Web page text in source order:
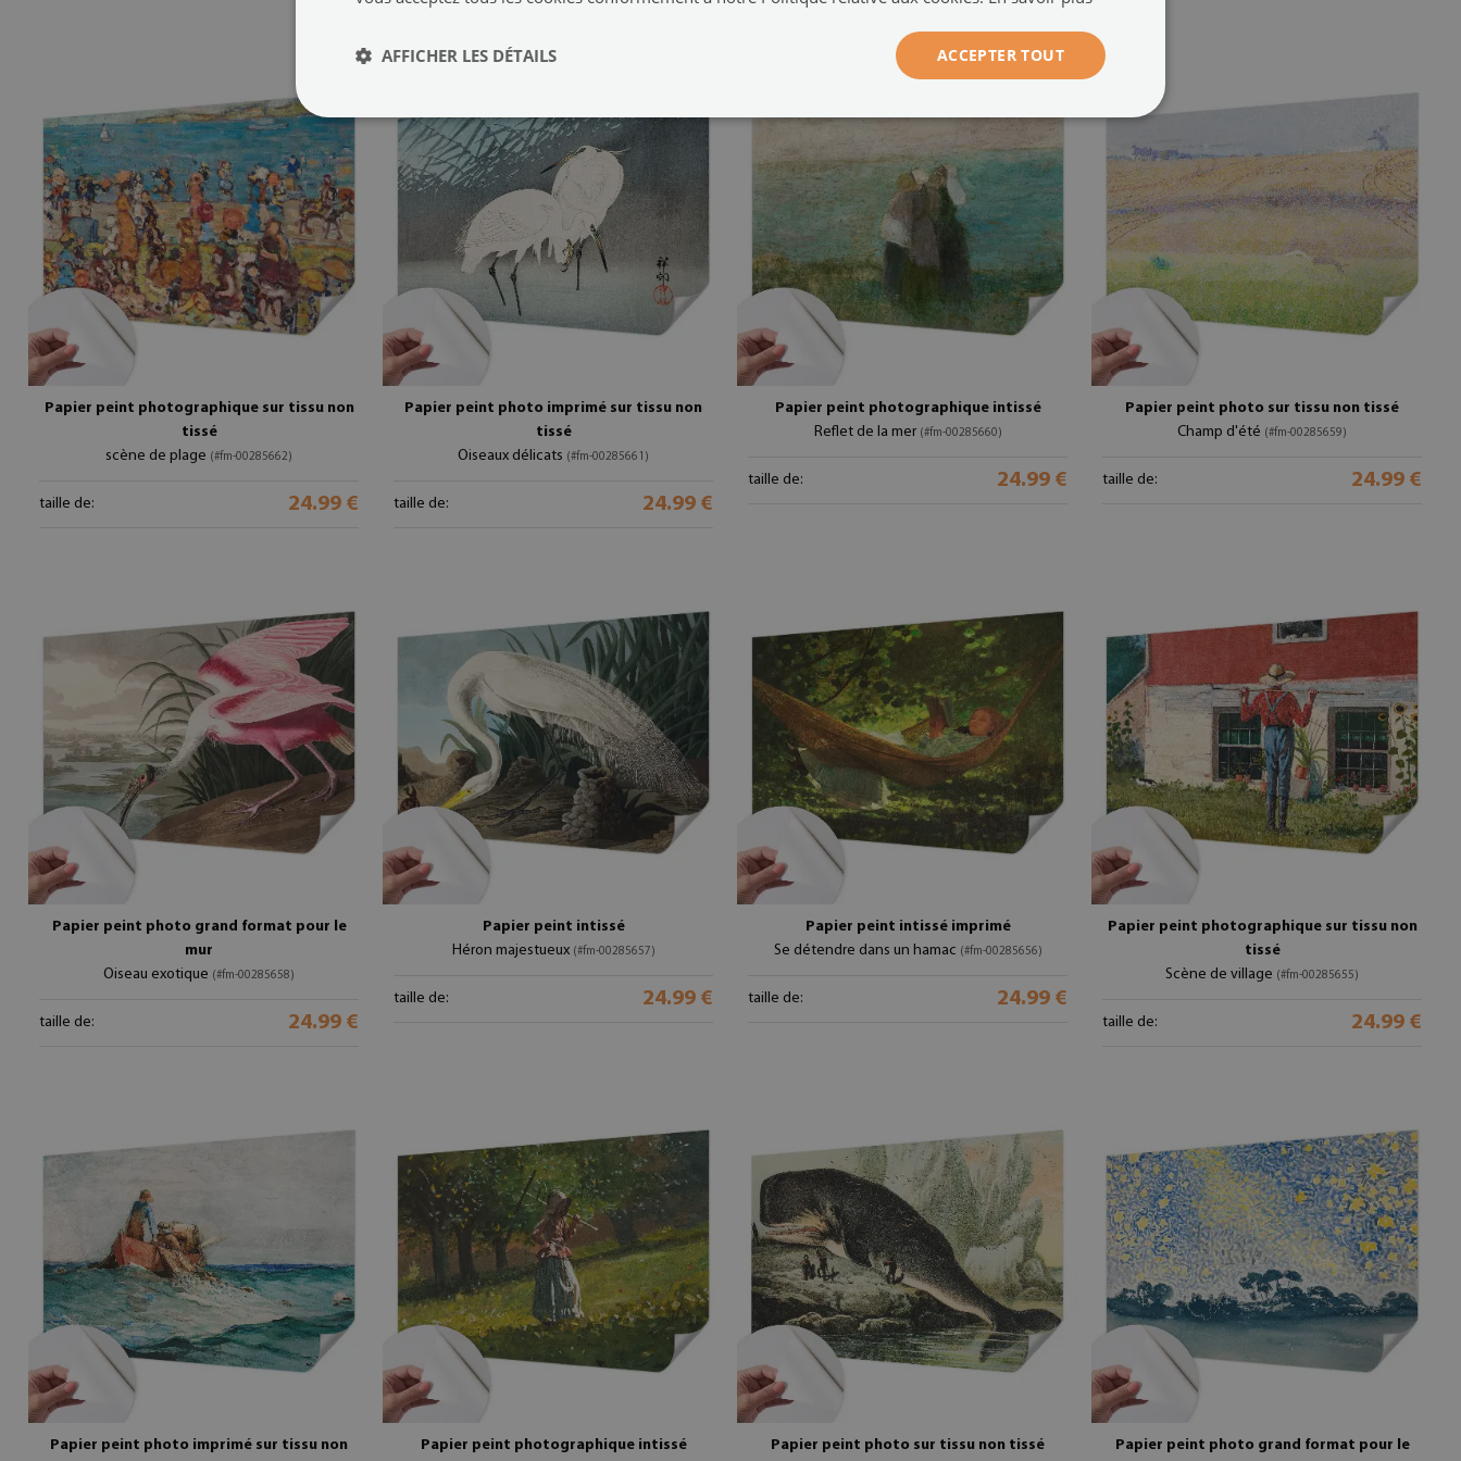
Papier peint photographique sur tissu non
tissé
scène de plage (#fm-00285662)
taille de: 24.99 €
Papier peint photo imprimé sur tissu non
tissé
Oiseaux délicats (#fm-00285661)
taille de: 24.99 €
Papier peint photographique intissé
Reflet de la mer (#fm-00285660)
taille de: 24.99 €
Papier peint photo sur tissu non tissé
Champ d'été (#fm-00285659)
taille de: 24.99 €
Papier peint photo grand format pour le
mur
Oiseau exotique (#fm-00285658)
taille de: 24.99 €
Papier peint intissé
Héron majestueux (#fm-00285657)
taille de: 24.99 €
Papier peint intissé imprimé
Se détendre dans un hamac (#fm-00285656)
taille de: 24.99 €
Papier peint photographique sur tissu non
tissé
Scène de village (#fm-00285655)
taille de: 24.99 €
Papier peint photo imprimé sur tissu non Papier peint photographique intissé Papier peint photo sur tissu non tissé Papier peint photo grand format pour le
ACCEPTER TOUT
AFFICHER LES DÉTAILS